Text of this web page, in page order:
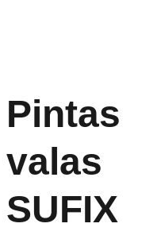
Pintas
valas
SUFIX